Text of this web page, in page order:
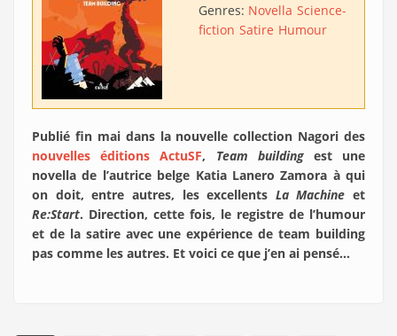
Genres: Novella Science-
fiction Satire Humour
Publié fin mai dans la nouvelle collection Nagori des
nouvelles éditions ActuSF, Team buildingest une
novella de l’autrice belge Katia Lanero Zamora à qui
on doit, entre autres, les excellents La Machine et
Re:Start. Direction, cette fois, le registre de l’humour
et de la satire avec une expérience de team building
pas comme les autres. Et voici ce que j’en ai pensé…